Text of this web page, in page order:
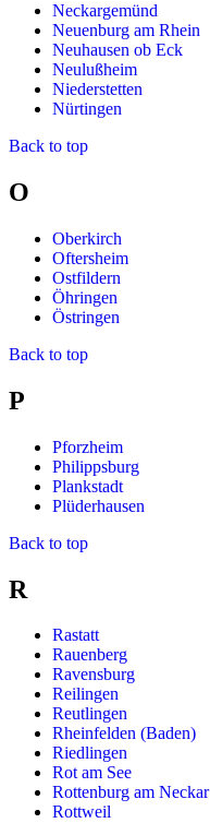
Neckargemünd
Neuenburg am Rhein
Neuhausen ob Eck
Neulußheim
Niederstetten
Nürtingen
Back to top
O
Oberkirch
Oftersheim
Ostfildern
Öhringen
Östringen
Back to top
P
Pforzheim
Philippsburg
Plankstadt
Plüderhausen
Back to top
R
Rastatt
Rauenberg
Ravensburg
Reilingen
Reutlingen
Rheinfelden (Baden)
Riedlingen
Rot am See
Rottenburg am Neckar
Rottweil